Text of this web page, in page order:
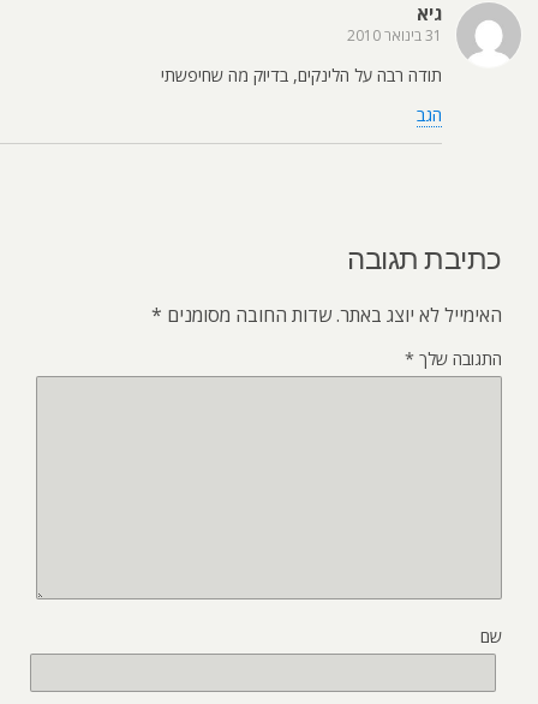
גיא
31 בינואר 2010
תודה רבה על הלינקים, בדיוק מה שחיפשתי
הגב
כתיבת תגובה
האימייל לא יוצג באתר.שדות החובה מסומנים *
התגובה שלך *
שם